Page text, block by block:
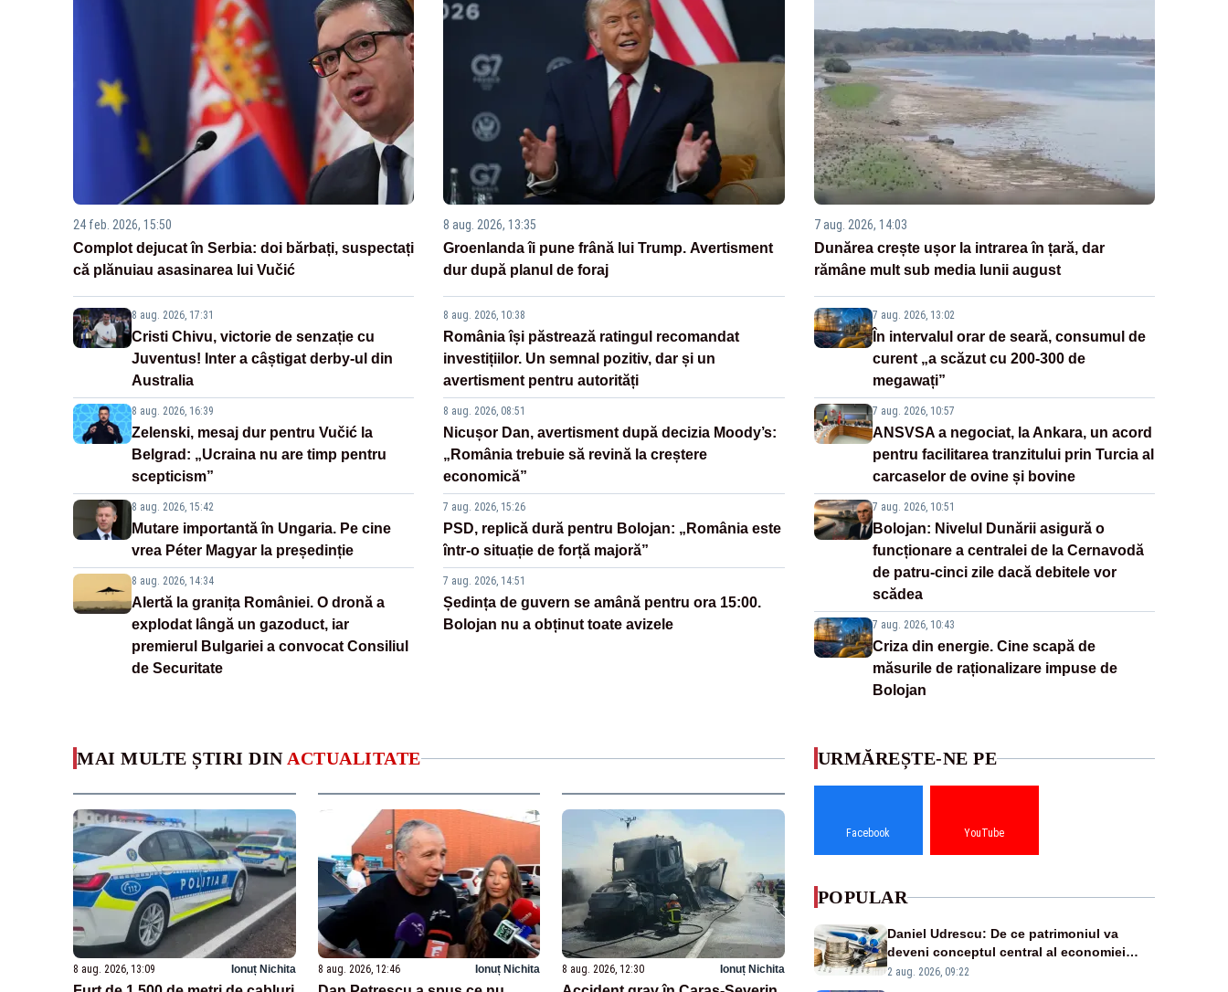
24 feb. 2026, 15:50
Complot dejucat în Serbia: doi bărbați, suspectați
că plănuiau asasinarea lui Vučić
8 aug. 2026, 17:31
Cristi Chivu, victorie de senzație cu
Juventus! Inter a câștigat derby-ul din
Australia
8 aug. 2026, 16:39
Zelenski, mesaj dur pentru Vučić la
Belgrad: „Ucraina nu are timp pentru
scepticism”
8 aug. 2026, 15:42
Mutare importantă în Ungaria. Pe cine
vrea Péter Magyar la președinție
8 aug. 2026, 14:34
Alertă la granița României. O dronă a
explodat lângă un gazoduct, iar
premierul Bulgariei a convocat Consiliul
de Securitate
8 aug. 2026, 13:35
Groenlanda îi pune frână lui Trump. Avertisment
dur după planul de foraj
8 aug. 2026, 10:38
România își păstrează ratingul recomandat
investițiilor. Un semnal pozitiv, dar și un
avertisment pentru autorități
8 aug. 2026, 08:51
Nicușor Dan, avertisment după decizia Moody’s:
„România trebuie să revină la creștere
economică”
7 aug. 2026, 15:26
PSD, replică dură pentru Bolojan: „România este
într-o situație de forță majoră”
7 aug. 2026, 14:51
Ședința de guvern se amână pentru ora 15:00.
Bolojan nu a obținut toate avizele
7 aug. 2026, 14:03
Dunărea crește ușor la intrarea în țară, dar
rămâne mult sub media lunii august
7 aug. 2026, 13:02
În intervalul orar de seară, consumul de
curent „a scăzut cu 200-300 de
megawați”
7 aug. 2026, 10:57
ANSVSA a negociat, la Ankara, un acord
pentru facilitarea tranzitului prin Turcia al
carcaselor de ovine și bovine
7 aug. 2026, 10:51
Bolojan: Nivelul Dunării asigură o
funcționare a centralei de la Cernavodă
de patru-cinci zile dacă debitele vor
scădea
7 aug. 2026, 10:43
Criza din energie. Cine scapă de
măsurile de raționalizare impuse de
Bolojan
MAI MULTE ȘTIRI DIN ACTUALITATE
8 aug. 2026, 13:09 Ionuț Nichita 8 aug. 2026, 12:46 Ionuț Nichita 8 aug. 2026, 12:30 Ionuț Nichita
URMĂREȘTE-NE PE
Facebook YouTube
POPULAR
Daniel Udrescu: De ce patrimoniul va
deveni conceptul central al economiei
viitoare?
2 aug. 2026, 09:22